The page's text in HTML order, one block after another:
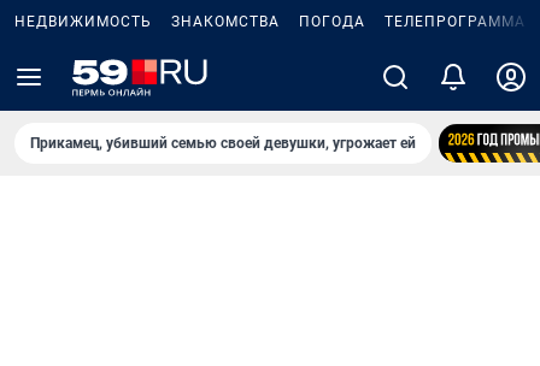
НЕДВИЖИМОСТЬ ЗНАКОМСТВА ПОГОДА ТЕЛЕПРОГРАММА
Прикамец, убивший семью своей девушки, угрожает ей